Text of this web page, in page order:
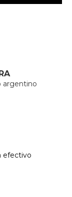
argentino
efectivo